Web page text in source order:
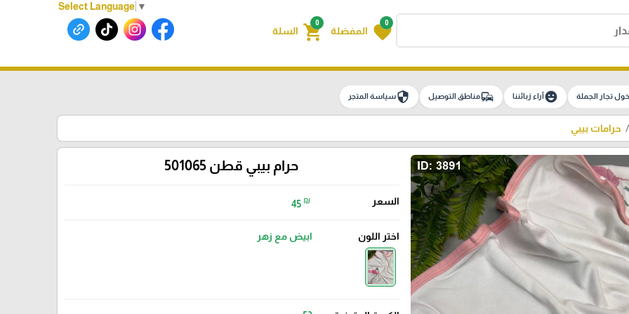
Select Language ▼
0
favorite المفضلة
0
shopping_cart السلة
تجار الجملة emoji_emotionsآراء زبائننا commuteمناطق التوصيل securityسياسة المتجر
حرامات بيبي
حرام بيبي قطن 501065
السعر 45 ₪
اختر اللون ابيض مع زهر